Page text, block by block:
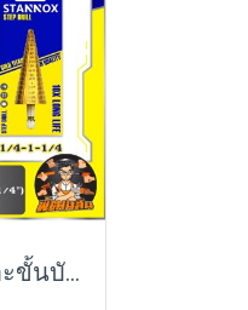
ดอกเจดีย์ ดอกเจาะขั้นบันได (1/8"-1/2") , (1/4"-3/4") , (1/4"-1-1/4") STANNOX